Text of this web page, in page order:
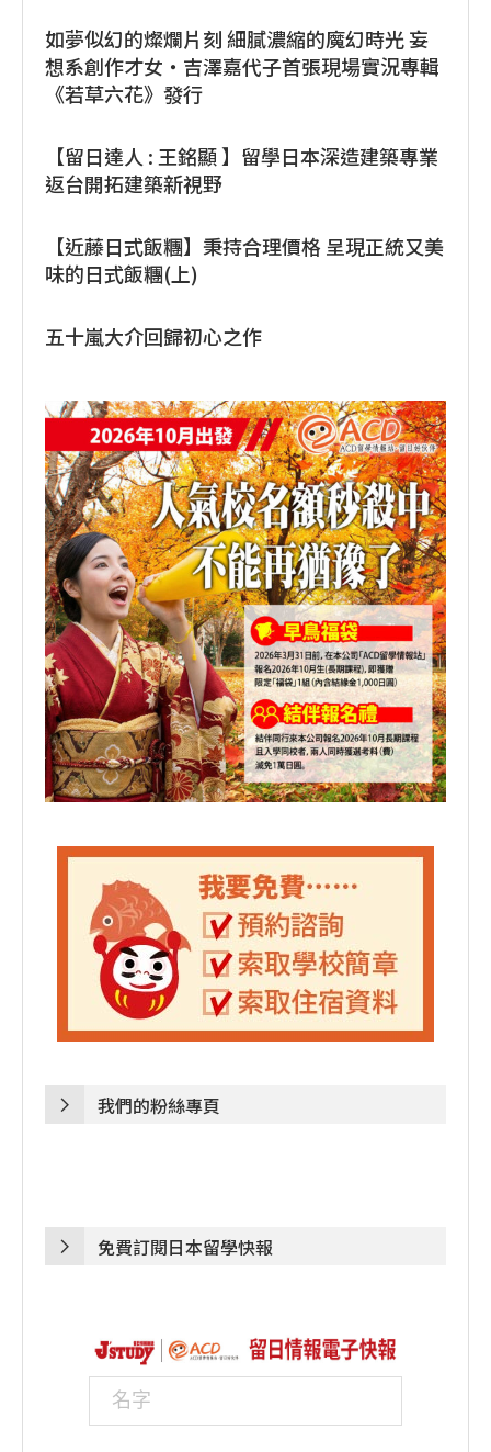
如夢似幻的燦爛片刻 細膩濃縮的魔幻時光 妄
想系創作才女・吉澤嘉代子首張現場實況專輯
《若草六花》發行
【留日達人 : 王銘顯 】留學日本深造建築專業
返台開拓建築新視野
【近藤日式飯糰】秉持合理價格 呈現正統又美
味的日式飯糰(上)
五十嵐大介回歸初心之作
我們的粉絲專頁
免費訂閱日本留學快報